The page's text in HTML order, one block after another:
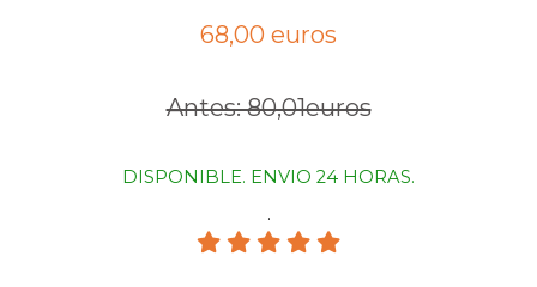
68,00 euros
Antes: 80,01euros
DISPONIBLE. ENVIO 24 HORAS.
.